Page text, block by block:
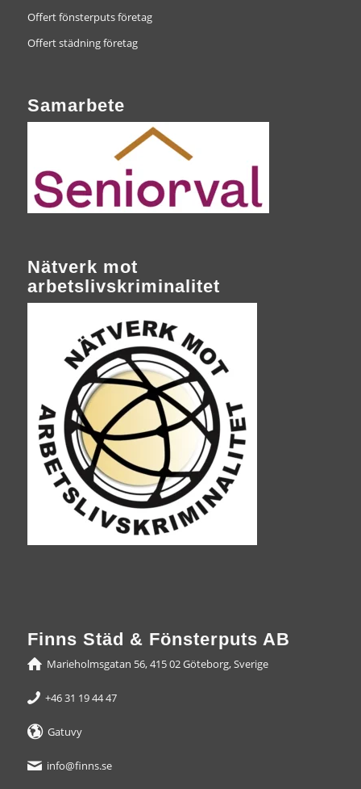
Offert fönsterputs företag
Offert städning företag
Samarbete
Nätverk mot
arbetslivskriminalitet
Finns Städ & Fönsterputs AB
Marieholmsgatan 56, 415 02 Göteborg, Sverige
+46 31 19 44 47
Gatuvy
info@finns.se